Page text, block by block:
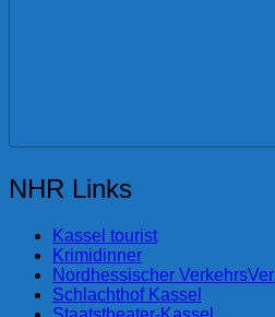
NHR Links
Kassel tourist
Krimidinner
Nordhessischer
Schlachthof Kassel